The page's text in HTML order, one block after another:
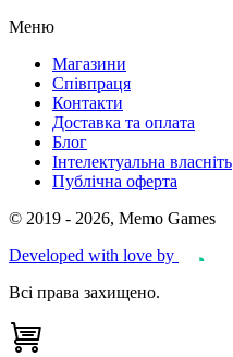
Меню
Магазини
Співпраця
Контакти
Доставка та оплата
Блог
Інтелектуальна власніть
Публічна оферта
© 2019 - 2026, Memo Games
Developed with love by
Всі права захищено.